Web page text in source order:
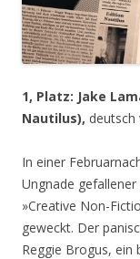
1, Platz: Jake
Nautilus), deutsch
In einer
Ungnade
»Creative Non-
geweckt. Der
Reggie Brogus, ein